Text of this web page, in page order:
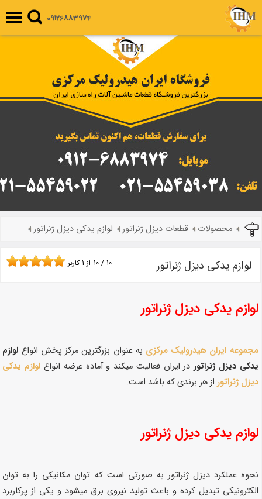
09126883974
محصولات قطعات دیزل ژنراتور لوازم یدکی دیزل ژنراتور
لوازم یدکی دیزل ژنراتور 10 / 10 از 1کاربر
لوازم یدکی دیزل ژنراتور
مجموعه ایران هیدرولیک مرکزی به عنوان بزرگترین مرکز پخش انواع لوازم
یدکی دیزل ژنراتوردر ایران فعالیت میکند و آماده عرضه انواع لوازم یدکی
دیزل ژنراتور از هر برندی که باشد است.
لوازم یدکی دیزل ژنراتور
نحوه عملکرد دیزل ژنراتور به صورتی است که توان مکانیکی را به توان
الکترونیکی تبدیل کرده و باعث تولید نیروی برق میشود و یکی از پرکاربرد